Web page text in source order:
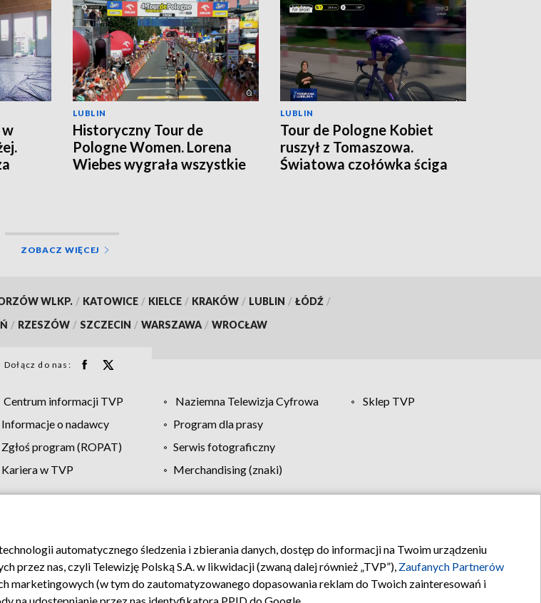
LUBLIN
Historyczny Tour de
Pologne Women. Lorena
Wiebes wygrała wszystkie
LUBLIN
Tour de Pologne Kobiet
ruszył z Tomaszowa.
Światowa czołówka ściga
ZOBACZ WIĘCEJ
WLKP. / KATOWICE / KIELCE / KRAKÓW / LUBLIN / ŁÓDŹ /
/ RZESZÓW / SZCZECIN / WARSZAWA / WROCŁAW
Dołącz do nas:
Centrum informacji TVP Naziemna Telewizja Cyfrowa
Sklep TVP
Informacje o nadawcy
Program dla prasy
Zgłoś program (ROPAT)
Serwis fotograficzny
Kariera w TVP
Merchandising (znaki)
Moje zgody Pomoc Biuro reklamy Kontakt
automatycznego śledzenia i zbierania danych, dostęp do informacji na Twoim urządzeniu
nas, czyli Telewizję Polską S.A. w likwidacji (zwaną dalej również „TVP”), Zaufanych Partnerów
marketingowych (w tym do zautomatyzowanego dopasowania reklam do Twoich zainteresowań i